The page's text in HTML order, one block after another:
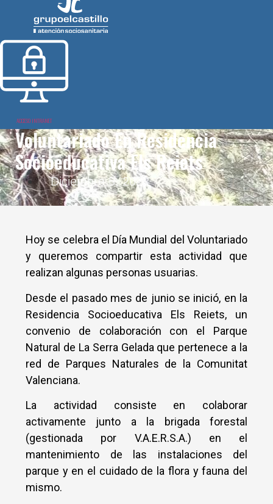
ACCESO INTRANET
Voluntariado En Residencia
Socioeducativa Els Reiets
Diciembre 5, 2022
Hoy se celebra el Día Mundial del Voluntariado
y queremos compartir esta actividad que
realizan algunas personas usuarias.
Desde el pasado mes de junio se inició, en la
Residencia Socioeducativa Els Reiets, un
convenio de colaboración con el Parque
Natural de La Serra Gelada que pertenece a la
red de Parques Naturales de la Comunitat
Valenciana.
La actividad consiste en colaborar
activamente junto a la brigada forestal
(gestionada por V.A.E.R.S.A.) en el
mantenimiento de las instalaciones del
parque y en el cuidado de la flora y fauna del
mismo.